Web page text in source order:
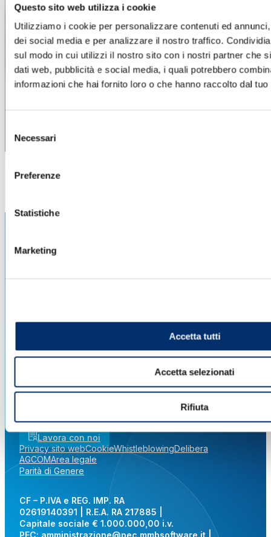
Questo sito web utilizza i cookie
Utilizziamo i cookie per personalizzare contenuti ed
dei social media e per analizzare il nostro traffico.
sul modo in cui utilizzi il nostro sito con i nostri partner che
dati web, pubblicità e social media, i quali potrebbero
informazioni che hai fornito loro o che hanno raccolto dal
del
consenso
Necessari
Preferenze
Statistiche
Marketing
Accetta tutti
Accetta selezionati
Rifiuta
coordinamento
Lavora con noi
Privacy sito webCookieWhistleblowingDelibera
AGCOMArea legale
Parità di Genere
CF – P.IVA e REG. IMP. RA
02619140391 | R.E.A. RA 217885 |
Capitale sociale € 1.000.000,00 i.v.